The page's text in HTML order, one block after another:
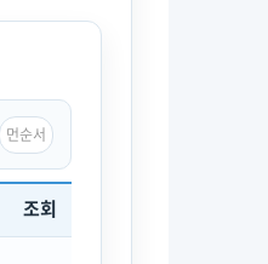
먼순서
조회